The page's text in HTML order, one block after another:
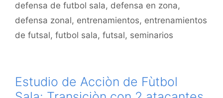
defensa de futbol sala, defensa en zona,
defensa zonal, entrenamientos, entrenamientos
de futsal, futbol sala, futsal, seminarios
Estudio de Acciòn de Fùtbol